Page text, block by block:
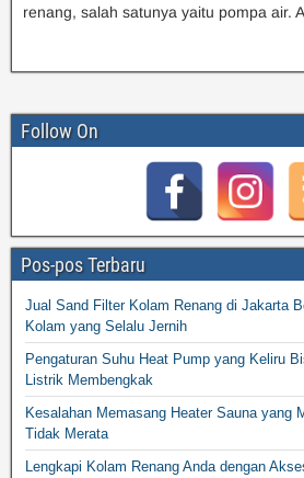
renang, salah satunya yaitu pompa air.
Follow On
Pos-pos Terbaru
Jual Sand Filter Kolam Renang di Jakarta
Kolam yang Selalu Jernih
Pengaturan Suhu Heat Pump yang Keliru
Listrik Membengkak
Kesalahan Memasang Heater Sauna yang
Tidak Merata
Lengkapi Kolam Renang Anda dengan